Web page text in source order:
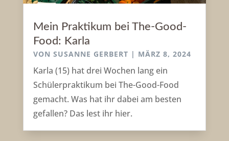
Mein Praktikum bei The-Good-
Food: Karla
VON SUSANNE GERBERT | MÄRZ 8, 2024
Karla (15) hat drei Wochen lang ein
Schülerpraktikum bei The-Good-Food
gemacht. Was hat ihr dabei am besten
gefallen? Das lest ihr hier.